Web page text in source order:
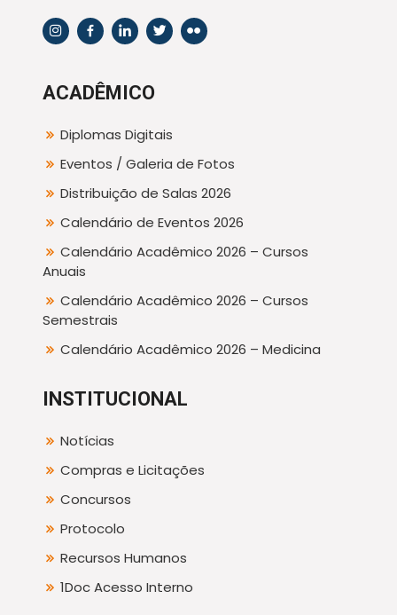
ACADÊMICO
Diplomas Digitais
Eventos / Galeria de Fotos
Distribuição de Salas 2026
Calendário de Eventos 2026
Calendário Acadêmico 2026 – Cursos
Anuais
Calendário Acadêmico 2026 – Cursos
Semestrais
Calendário Acadêmico 2026 – Medicina
INSTITUCIONAL
Notícias
Compras e Licitações
Concursos
Protocolo
Recursos Humanos
1Doc Acesso Interno